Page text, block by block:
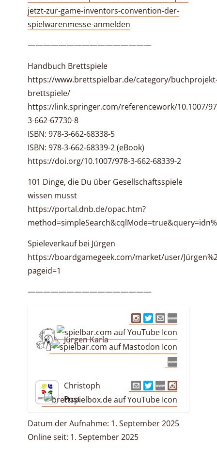
jetzt-zur-game-inventors-convention-der-
spielwarenmesse-anmelden
————————————————
Handbuch Brettspiele
https://www.brettspielbar.de/category/
brettspiele/
https://link.springer.com/referencework/10.1007/
3-662-67730-8
ISBN: 978-3-662-68338-5
ISBN: 978-3-662-68339-2 (eBook)
https://doi.org/10.1007/978-3-662-68339-2
101 Dinge, die Du über Gesellschaftsspiele
wissen musst
https://portal.dnb.de/opac.htm?
Spieleverkauf bei Jürgen
https://boardgamegeek.com/market/user/
pageid=1
————————————————
Jürgen Karla
Christoph
Post
Datum der Aufnahme: 1. September 2025
Online seit: 1. September 2025